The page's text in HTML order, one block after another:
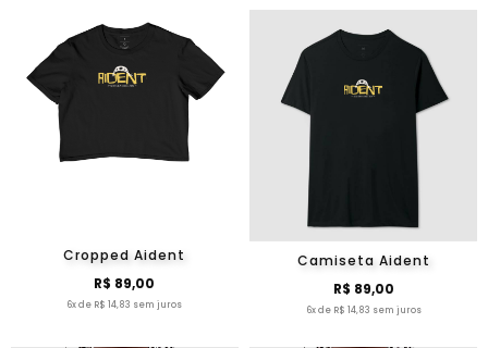
Cropped Aident
R$ 89,00
6x de R$ 14,83 sem juros
Camiseta Aident
R$ 89,00
6x de R$ 14,83 sem juros